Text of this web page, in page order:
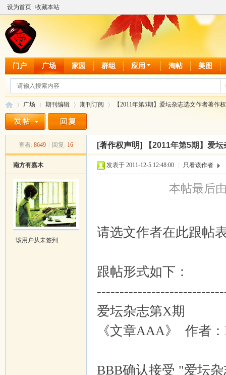
设为首页 收藏本站
门户 广场 家园 群组 应用 淘帖 美图
广场
›
期刊编辑
›
期刊订阅
›
【2011年第5期】爱坛杂志选文作者著作
查看: 8649 回复: 16 [著作权声明] 【2011年第5期】爱
南方有嘉木
该用户从未签到
发表于 2011-12-5 12:48:00 只看该作者
本帖最后
请选文作者在此跟帖
跟帖形式如下：
爱坛杂志第X期
《文章AAA》 作者
BBB确认接受 "爱坛